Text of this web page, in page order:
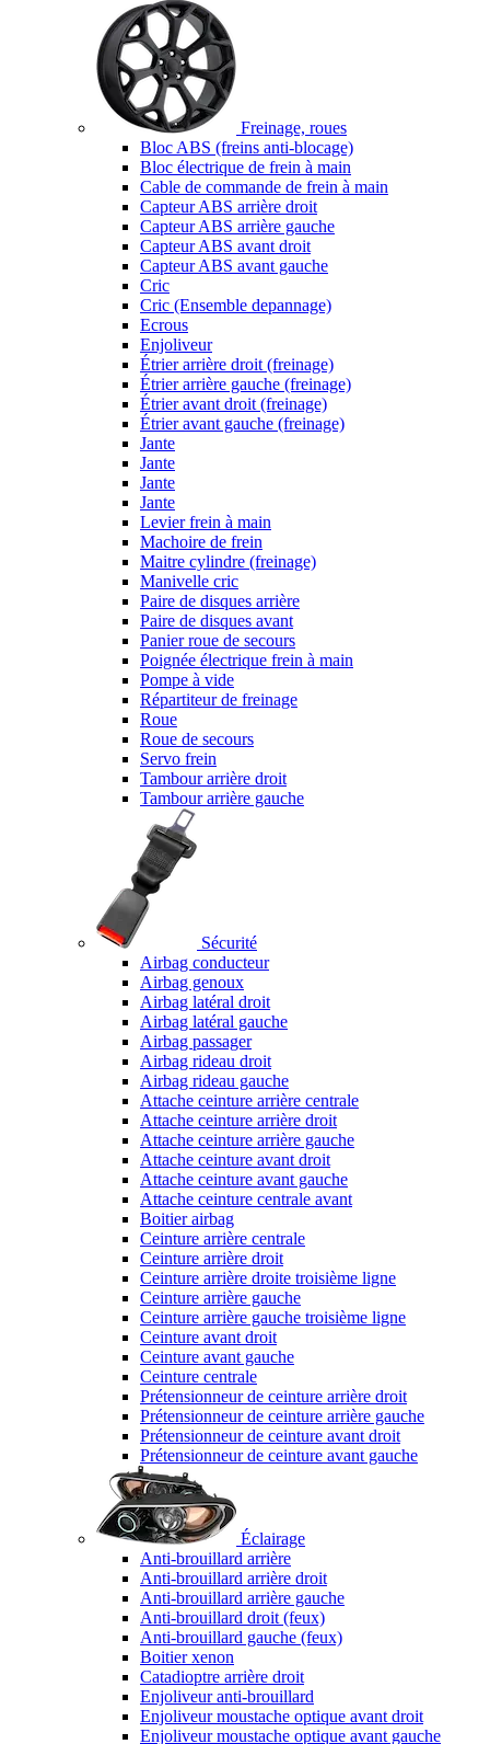
Freinage, roues
Bloc ABS (freins anti-blocage)
Bloc électrique de frein à main
Cable de commande de frein à main
Capteur ABS arrière droit
Capteur ABS arrière gauche
Capteur ABS avant droit
Capteur ABS avant gauche
Cric
Cric (Ensemble depannage)
Ecrous
Enjoliveur
Étrier arrière droit (freinage)
Étrier arrière gauche (freinage)
Étrier avant droit (freinage)
Étrier avant gauche (freinage)
Jante
Jante
Jante
Jante
Levier frein à main
Machoire de frein
Maitre cylindre (freinage)
Manivelle cric
Paire de disques arrière
Paire de disques avant
Panier roue de secours
Poignée électrique frein à main
Pompe à vide
Répartiteur de freinage
Roue
Roue de secours
Servo frein
Tambour arrière droit
Tambour arrière gauche
Sécurité
Airbag conducteur
Airbag genoux
Airbag latéral droit
Airbag latéral gauche
Airbag passager
Airbag rideau droit
Airbag rideau gauche
Attache ceinture arrière centrale
Attache ceinture arrière droit
Attache ceinture arrière gauche
Attache ceinture avant droit
Attache ceinture avant gauche
Attache ceinture centrale avant
Boitier airbag
Ceinture arrière centrale
Ceinture arrière droit
Ceinture arrière droite troisième ligne
Ceinture arrière gauche
Ceinture arrière gauche troisième ligne
Ceinture avant droit
Ceinture avant gauche
Ceinture centrale
Prétensionneur de ceinture arrière droit
Prétensionneur de ceinture arrière gauche
Prétensionneur de ceinture avant droit
Prétensionneur de ceinture avant gauche
Éclairage
Anti-brouillard arrière
Anti-brouillard arrière droit
Anti-brouillard arrière gauche
Anti-brouillard droit (feux)
Anti-brouillard gauche (feux)
Boitier xenon
Catadioptre arrière droit
Enjoliveur anti-brouillard
Enjoliveur moustache optique avant droit
Enjoliveur moustache optique avant gauche